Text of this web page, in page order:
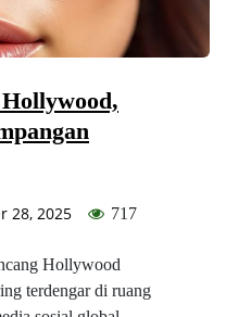
28, 2025 717
Hollywood
terdengar di ruang